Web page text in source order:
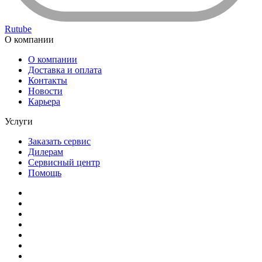
Rutube
О компании
О компании
Доставка и оплата
Контакты
Новости
Карьера
Услуги
Заказать сервис
Дилерам
Сервисный центр
Помощь